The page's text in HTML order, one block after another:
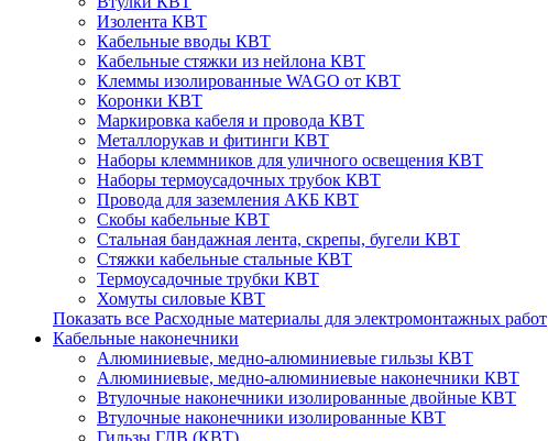
Изолента КВТ
Кабельные вводы КВТ
Кабельные стяжки из нейлона КВТ
Клеммы изолированные WAGO от КВТ
Коронки КВТ
Маркировка кабеля и провода КВТ
Металлорукав и фитинги КВТ
Наборы клеммников для уличного освещения КВТ
Наборы термоусадочных трубок КВТ
Провода для заземления АКБ КВТ
Скобы кабельные КВТ
Стальная бандажная лента, скрепы, бугели КВТ
Стяжки кабельные стальные КВТ
Термоусадочные трубки КВТ
Хомуты силовые КВТ
Показать все Расходные материалы для электромонтажных работ
Кабельные наконечники
Алюминиевые, медно-алюминиевые гильзы КВТ
Алюминиевые, медно-алюминиевые наконечники КВТ
Втулочные наконечники изолированные двойные КВТ
Втулочные наконечники изолированные КВТ
Гильзы ГЛВ (КВТ)